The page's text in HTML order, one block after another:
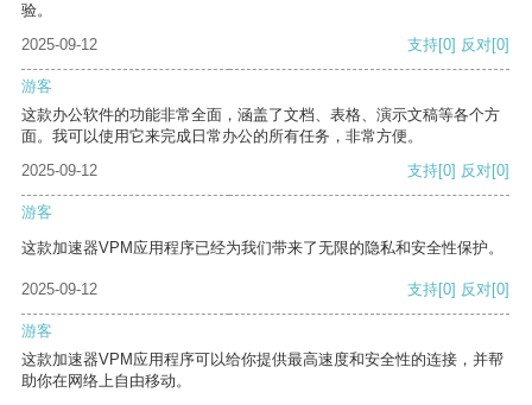
验。
2025-09-12
支持[0] 反对[0]
游客
这款办公软件的功能非常全面，涵盖了文档、表格、演示文稿等各个方
面。我可以使用它来完成日常办公的所有任务，非常方便。
2025-09-12
支持[0] 反对[0]
游客
这款加速器VPM应用程序已经为我们带来了无限的隐私和安全性保护。
2025-09-12 支持[0] 反对[0]
游客
这款加速器VPM应用程序可以给你提供最高速度和安全性的连接，并帮
助你在网络上自由移动。